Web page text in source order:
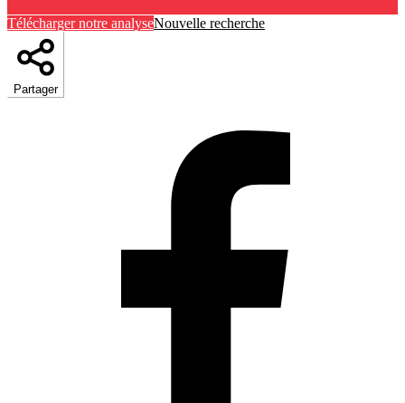
Télécharger notre analyseNouvelle recherche
Partager